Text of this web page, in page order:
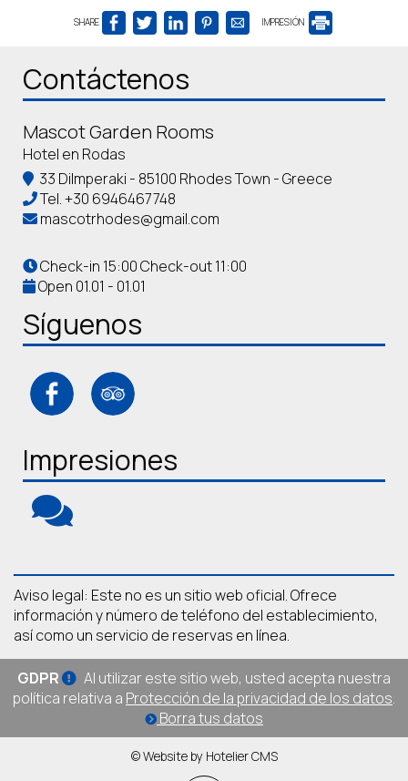
SHARE IMPRESIÓN
Contáctenos
Mascot Garden Rooms
Hotel en Rodas
33 Dilmperaki - 85100 Rhodes Town - Greece
Tel.+30 6946467748
mascotrhodes@gmail.com
Check-in 15:00 Check-out 11:00
Open 01.01 - 01.01
Síguenos
Impresiones
Aviso legal: Este no es un sitio web oficial. Ofrece
información y número de teléfono del establecimiento,
así como un servicio de reservas en línea.
GDPR
Al utilizar este sitio web, usted acepta nuestra
política relativa a Protección de la privacidad de los datos.
Borra tus datos
© Website by Hotelier CMS